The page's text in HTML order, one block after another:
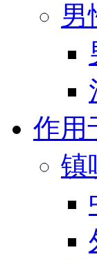
男
作用
镇